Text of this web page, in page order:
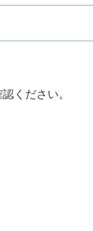
ください。